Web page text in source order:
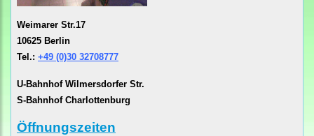
Weimarer Str.17
10625 Berlin
Tel.: +49 (0)30 32708777
U-Bahnhof Wilmersdorfer Str.
S-Bahnhof Charlottenburg
Öffnungszeiten